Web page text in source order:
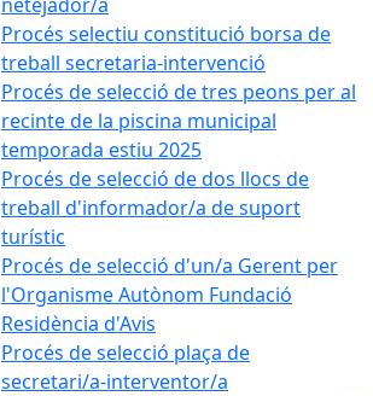
Procés selectiu constitució borsa de
treball secretaria-intervenció
Procés de selecció de tres peons per al
recinte de la piscina municipal
temporada estiu 2025
Procés de selecció de dos llocs de
treball d'informador/a de suport
turístic
Procés de selecció d'un/a Gerent per
l'Organisme Autònom Fundació
Residència d'Avis
Procés de selecció plaça de
secretari/a-interventor/a